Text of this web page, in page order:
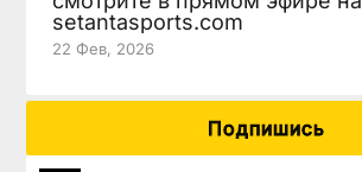
setantasports.com
22 Фев, 2026
Подпишись